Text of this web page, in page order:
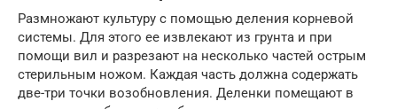
Размножают культуру с помощью деления корневой
системы. Для этого ее извлекают из грунта и при
помощи вил и разрезают на несколько частей острым
стерильным ножом. Каждая часть должна содержать
две-три точки возобновления. Деленки помещают в